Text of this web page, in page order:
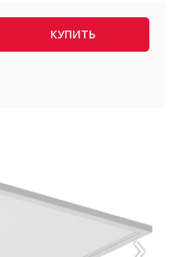
КУПИТЬ